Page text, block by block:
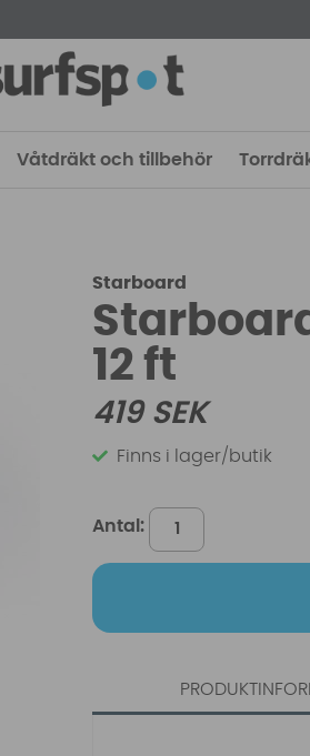
Våtdräkt och tillbehör
Starboard
12 ft
419SEK
Finns i lager/butik
Antal: